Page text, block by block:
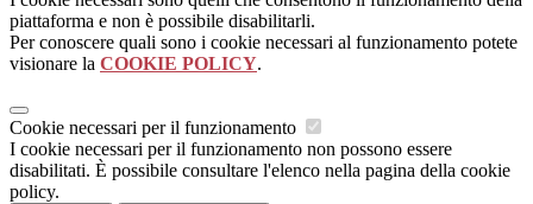
piattaforma e non è possibile disabilitarli.
Per conoscere quali sono i cookie necessari al funzionamento potete
visionare la COOKIE POLICY.
Cookie necessari per il funzionamento
I cookie necessari per il funzionamento non possono essere
disabilitati. È possibile consultare l'elenco nella pagina della cookie
policy.